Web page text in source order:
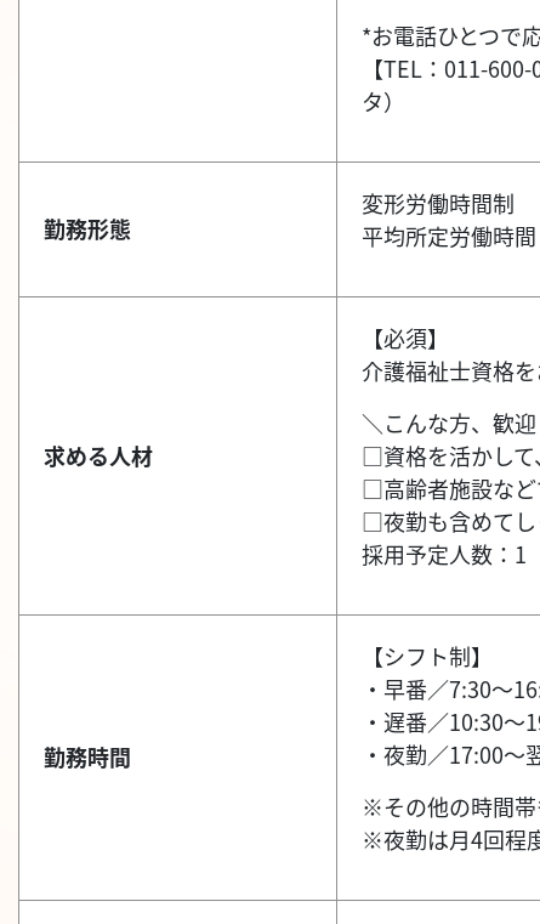
*お電話ひとつで
【TEL：011-
タ）
勤務形態
変形労働時間制
平均所定労働時
求める人材
【必須】
介護福祉士資格
＼こんな方、歓
□資格を活かして
□高齢者施設な
□夜勤も含めて
採用予定人数：1
勤務時間
【シフト制】
・早番／7:30～
・遅番／10:30～
・夜勤／17:00～
※その他の時間帯
※夜勤は月4回程